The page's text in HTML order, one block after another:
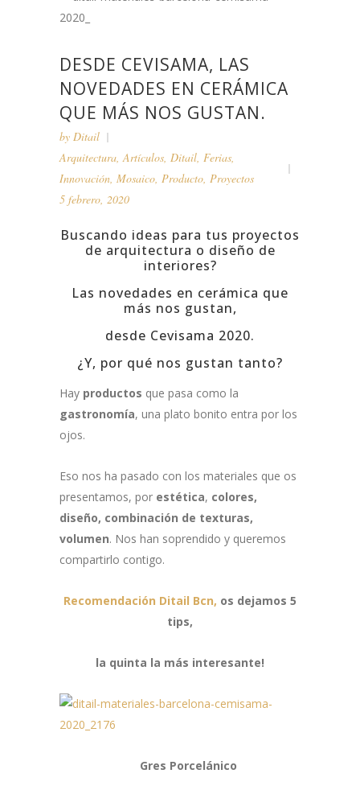
DESDE CEVISAMA, LAS
NOVEDADES EN CERÁMICA
QUE MÁS NOS GUSTAN.
by Ditail
Arquitectura,Artículos, Ditail, Ferias,
Innovación, Mosaico, Producto, Proyectos
5 febrero, 2020
Buscando ideas para tus proyectos
de arquitectura o diseño de
interiores?
Las novedades en cerámica que
más nos gustan,
desde Cevisama 2020.
¿Y, por qué nos gustan tanto?
Hay productos que pasa como la
gastronomía, una plato bonito entra por los
ojos.
Eso nos ha pasado con los materiales que os
presentamos, por estética, colores,
diseño, combinación de texturas,
volumen. Nos han soprendido y queremos
compartirlo contigo.
Recomendación Ditail Bcn, os dejamos 5
tips,
la quinta la más interesante!
Gres Porcelánico